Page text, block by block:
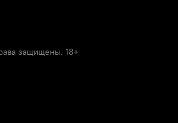
защищены. 18+